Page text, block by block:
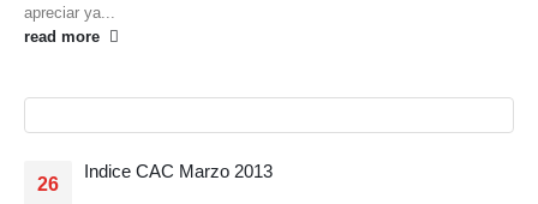
apreciar ya...
read more
26
Indice CAC Marzo 2013